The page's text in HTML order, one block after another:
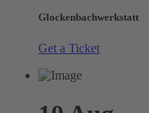
Glockenbachwerkstatt
Get a Ticket